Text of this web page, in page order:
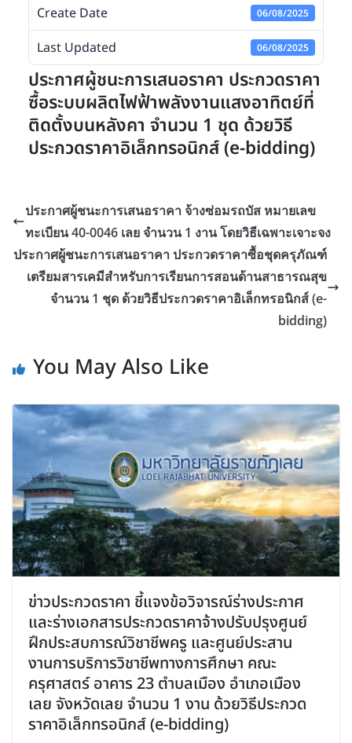
Create Date 06/08/2025
Last Updated 06/08/2025
ประกาศผู้ชนะการเสนอราคา ประกวดราคา
ซื้อระบบผลิตไฟฟ้าพลังงานแสงอาทิตย์ที่
ติดตั้งบนหลังคา จำนวน 1 ชุด ด้วยวิธี
ประกวดราคาอิเล็กทรอนิกส์ (e-bidding)
ประกาศผู้ชนะการเสนอราคา จ้างซ่อมรถบัส หมายเลข
ทะเบียน 40-0046 เลย จำนวน 1 งาน โดยวิธีเฉพาะเจาะจง
ประกาศผู้ชนะการเสนอราคา ประกวดราคาซื้อชุดครุภัณฑ์
เตรียมสารเคมีสำหรับการเรียนการสอนด้านสาธารณสุข
จำนวน 1 ชุด ด้วยวิธีประกวดราคาอิเล็กทรอนิกส์ (e-
bidding)
You May Also Like
ข่าวประกวดราคา ชี้แจงข้อวิจารณ์ร่างประกาศ
และร่างเอกสารประกวดราคาจ้างปรับปรุงศูนย์
ฝึกประสบการณ์วิชาชีพครู และศูนย์ประสาน
งานการบริการวิชาชีพทางการศึกษา คณะ
ครุศาสตร์ อาคาร 23 ตำบลเมือง อำเภอเมือง
เลย จังหวัดเลย จำนวน 1 งาน ด้วยวิธีประกวด
ราคาอิเล็กทรอนิกส์ (e-bidding)